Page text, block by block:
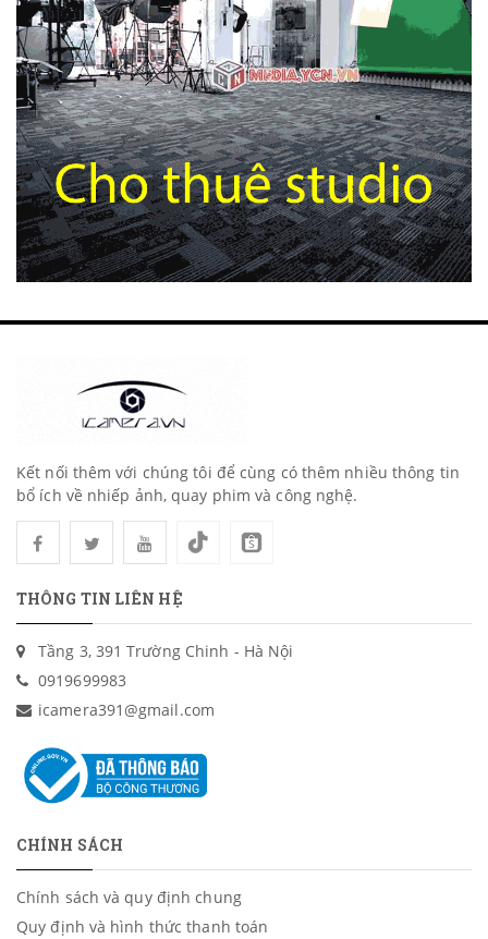
Kết nối thêm với chúng tôi để cùng có thêm nhiều thông tin
bổ ích về nhiếp ảnh, quay phim và công nghệ.
THÔNG TIN LIÊN HỆ
Tầng 3, 391 Trường Chinh - Hà Nội
0919699983
icamera391@gmail.com
CHÍNH SÁCH
Chính sách và quy định chung
Quy định và hình thức thanh toán